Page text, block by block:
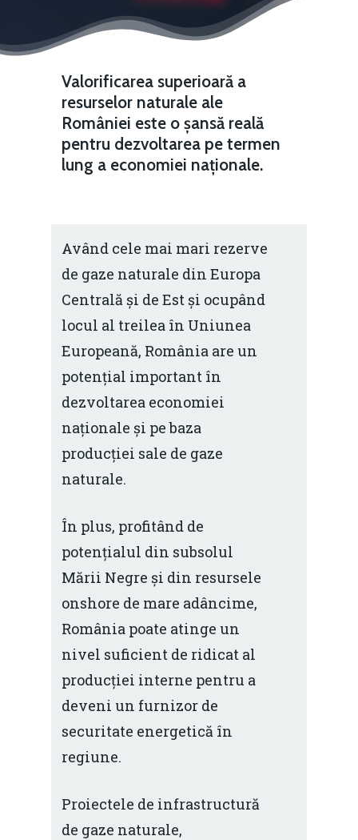
Valorificarea superioară a
resurselor naturale ale
României este o șansă reală
pentru dezvoltarea pe termen
lung a economiei naționale.
Având cele mai mari rezerve
de gaze naturale din Europa
Centrală și de Est și ocupând
locul al treilea în Uniunea
Europeană, România are un
potențial important în
dezvoltarea economiei
naționale și pe baza
producției sale de gaze
naturale.
În plus, profitând de
potențialul din subsolul
Mării Negre și din resursele
onshore de mare adâncime,
România poate atinge un
nivel suficient de ridicat al
producției interne pentru a
deveni un furnizor de
securitate energetică în
regiune.
Proiectele de infrastructură
de gaze naturale,